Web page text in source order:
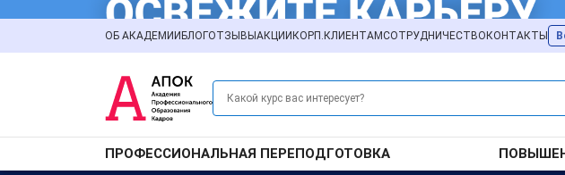
ОБ АКАДЕМИИ БЛОГОТЗЫВЫ АКЦИИ КОРП.КЛИЕНТАМСОТРУДНИЧЕСТВО КОНТАКТЫ
ПРОФЕССИОНАЛЬНАЯ ПЕРЕПОДГОТОВКА